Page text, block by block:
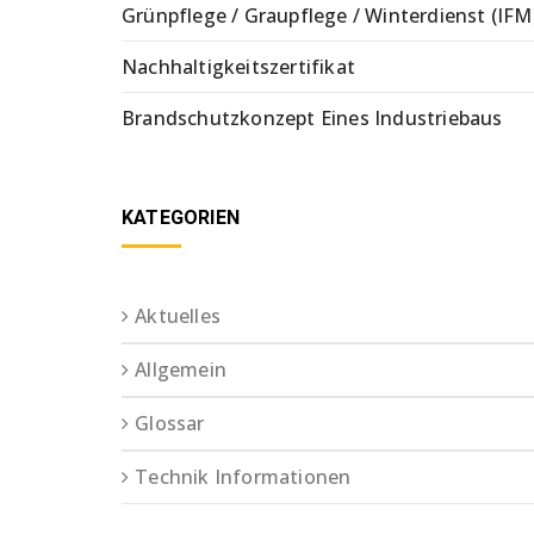
Grünpflege / Graupflege / Winterdienst
Nachhaltigkeitszertifikat
Brandschutzkonzept Eines Industriebaus
KATEGORIEN
Aktuelles
Allgemein
Glossar
Technik Informationen